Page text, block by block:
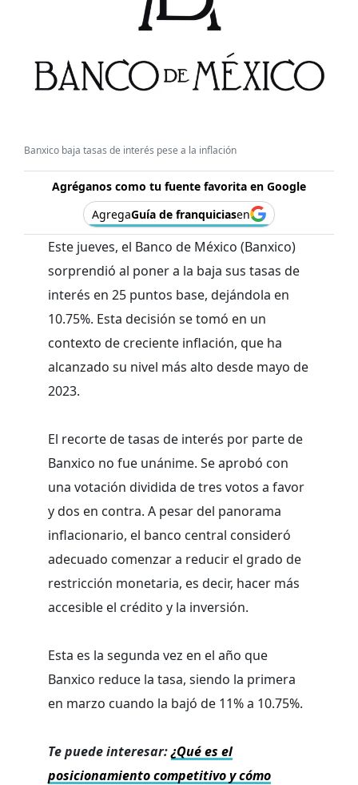
Banxico baja tasas de interés pese a la inflación
Agréganos como tu fuente favorita en Google
AgregaGuía de franquiciasen
Este jueves, el Banco de México (Banxico)
sorprendió al poner a la baja sus tasas de
interés en 25 puntos base, dejándola en
10.75%. Esta decisión se tomó en un
contexto de creciente inflación, que ha
alcanzado su nivel más alto desde mayo de
2023.
El recorte de tasas de interés por parte de
Banxico no fue unánime. Se aprobó con
una votación dividida de tres votos a favor
y dos en contra. A pesar del panorama
inflacionario, el banco central consideró
adecuado comenzar a reducir el grado de
restricción monetaria, es decir, hacer más
accesible el crédito y la inversión.
Esta es la segunda vez en el año que
Banxico reduce la tasa, siendo la primera
en marzo cuando la bajó de 11% a 10.75%.
Te puede interesar:¿Qué es el
posicionamiento competitivo y cómo